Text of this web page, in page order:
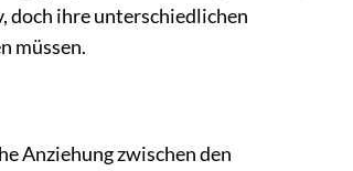
doch ihre unterschiedlichen
müssen.
Anziehung zwischen den